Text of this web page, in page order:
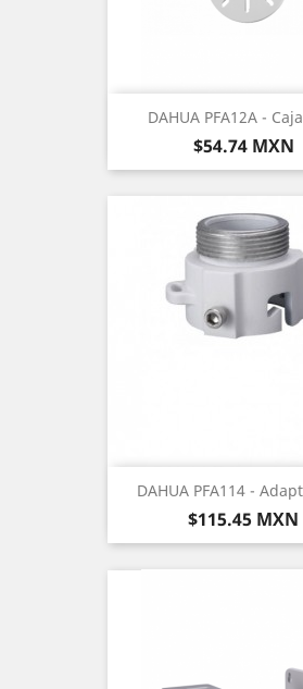
DAHUA PFA12A -
Precio
$54.74 MXN
DAHUA PFA114 -
Precio
$115.45 MXN